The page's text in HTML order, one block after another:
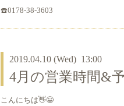
☎️0178-38-3603
2019.04.10 (Wed) 13:00
4月の営業時間&
こんにちは👋😃